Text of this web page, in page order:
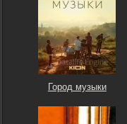
Город музыки